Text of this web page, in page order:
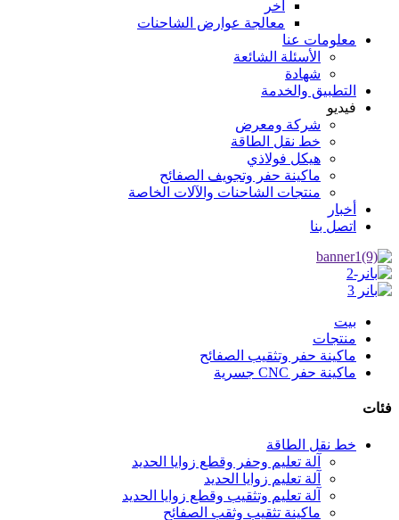
آخر
معالجة عوارض الشاحنات
معلومات عنا
الأسئلة الشائعة
شهادة
التطبيق والخدمة
فيديو
شركة ومعرض
خط نقل الطاقة
هيكل فولاذي
ماكينة حفر وتجويف الصفائح
منتجات الشاحنات والآلات الخاصة
أخبار
اتصل بنا
بيت
منتجات
ماكينة حفر وتثقيب الصفائح
ماكينة حفر CNC جسرية
فئات
خط نقل الطاقة
آلة تعليم وحفر وقطع زوايا الحديد
آلة تعليم زوايا الحديد
آلة تعليم وتثقيب وقطع زوايا الحديد
ماكينة تثقيب وثقب الصفائح